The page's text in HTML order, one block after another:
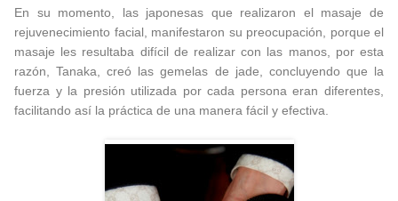
En su momento, las japonesas que realizaron el masaje de
rejuvenecimiento facial, manifestaron su preocupación, porque el
masaje les resultaba difícil de realizar con las manos, por esta
razón, Tanaka, creó las gemelas de jade, concluyendo que la
fuerza y la presión utilizada por cada persona eran diferentes,
facilitando así la práctica de una manera fácil y efectiva.